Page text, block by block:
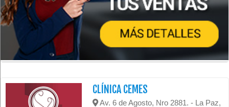
CLÍNICA CEMES
Av. 6 de Agosto, Nro 2881. - La Paz,